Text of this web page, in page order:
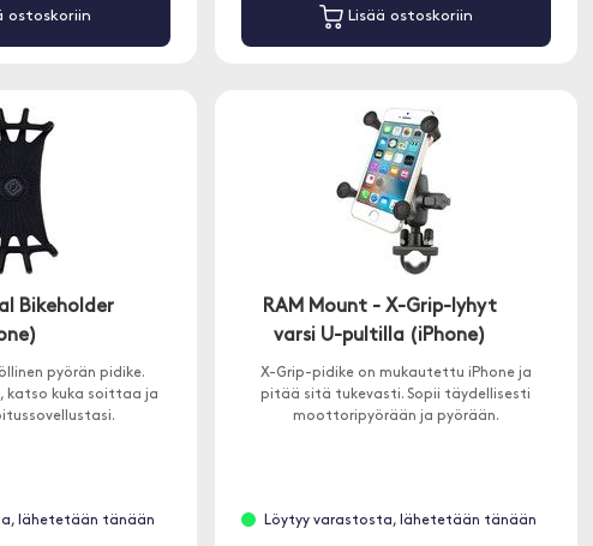
ostoskoriin Lisää ostoskoriin
Bikeholder
pyörän pidike.
katso kuka soittaa ja
lähetetään tänään
RAM Mount - X-Grip-lyhyt
varsi U-pultilla (iPhone)
X-Grip-pidike on mukautettu iPhone ja
pitää sitä tukevasti. Sopii täydellisesti
moottoripyörään ja pyörään.
Löytyy varastosta, lähetetään tänään